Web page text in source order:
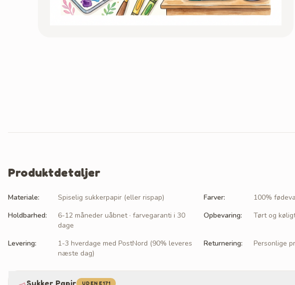
Produktdetaljer
Materiale: Spiselig sukkerpapir (eller rispap) Farver:
100%
Holdbarhed:
6-12 måneder uåbnet · farvegaranti i 30
dage
Opbevaring: Tørt og
Levering:
1-3 hverdage med PostNord (90% leveres
næste dag)
Returnering: Personlige
Sukker Papir UDEN E171